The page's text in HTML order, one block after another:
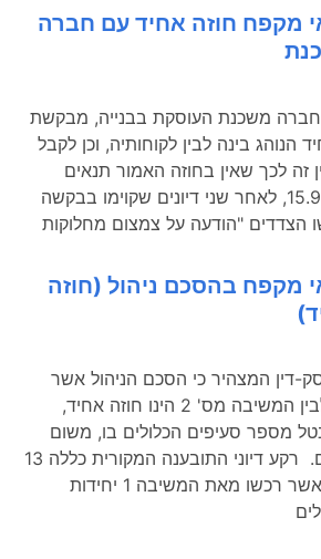
מקפח חוזה אחיד עם חברה
חברה משכנת העוסקת בבנייה, מבקשת
בינה לבין לקוחותיה, וכן לקבל
זה לכך שאין בחוזה האמור תנאים
מקפחים. 2. ביום 15.9.98, לאחר שני דיונים שקוימו בבקשה
הצדדים "הודעה על צמצום מחלוקות
מקפח בהסכם ניהול (חוזה
דין המצהיר כי הסכם הניהול אשר
נחתם בין המבקשת לבין המשיבה מס' 2 הינו חוזה אחיד,
מספר סעיפים הכלולים בו, משום
היותם תנאים מקפחים. רקע דיוני התובענה המקורית כללה 13
תובעות, כולן חברות, אשר רכשו מאת המשיבה 1 יחידות